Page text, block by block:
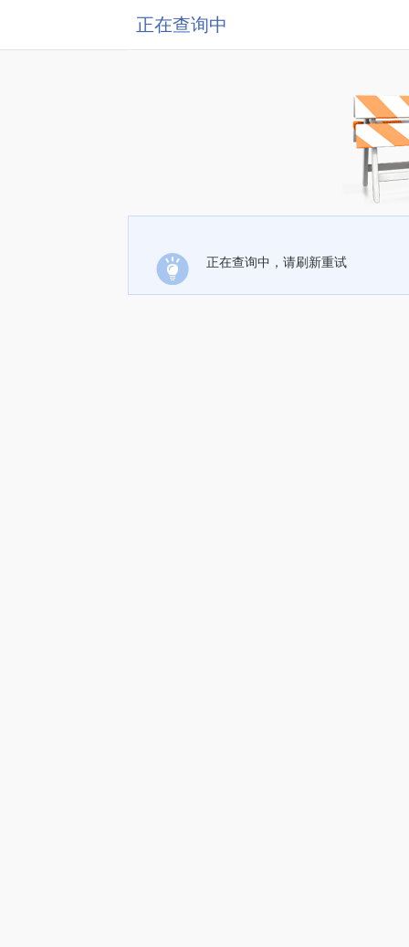
正在查询中
正在查询中，请刷新重试